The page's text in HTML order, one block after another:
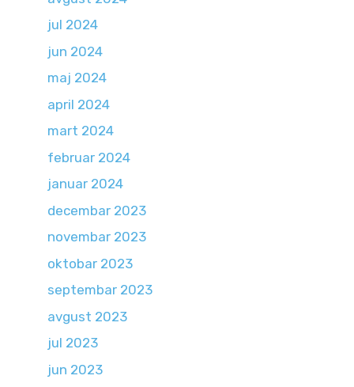
jul 2024
jun 2024
maj 2024
april 2024
mart 2024
februar 2024
januar 2024
decembar 2023
novembar 2023
oktobar 2023
septembar 2023
avgust 2023
jul 2023
jun 2023